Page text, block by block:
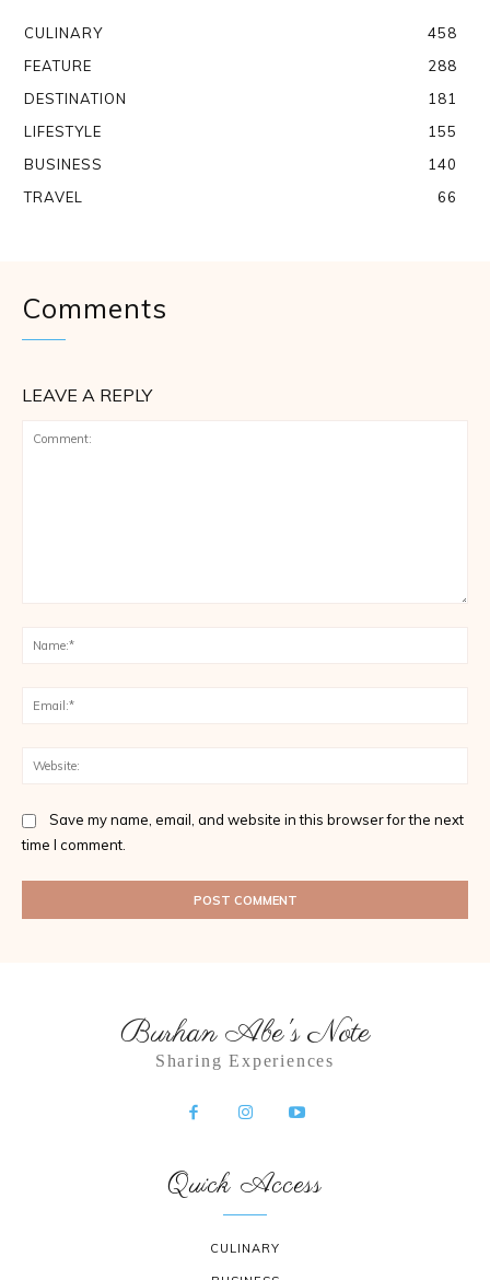
CULINARY
458
FEATURE
288
DESTINATION
181
LIFESTYLE
155
BUSINESS
140
TRAVEL
66
Comments
LEAVE A REPLY
Save my name, email, and website in this browser for the next
time I comment.
Burhan Abe's Note
Sharing Experiences
Quick Access
CULINARY